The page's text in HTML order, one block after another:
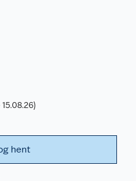
hent